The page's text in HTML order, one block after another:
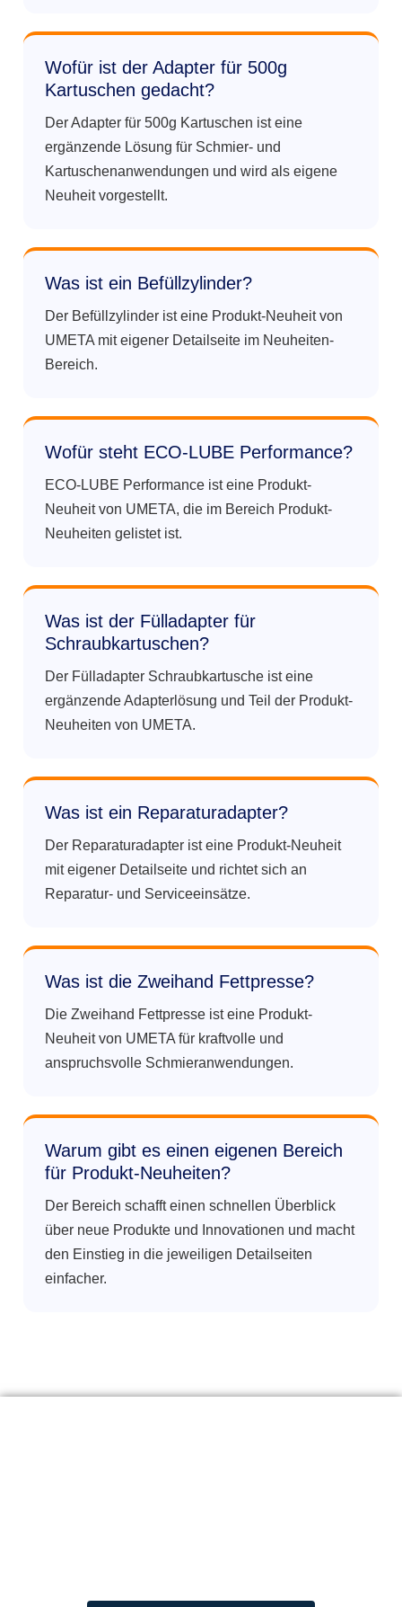
Wofür ist der Adapter für 500g
Kartuschen gedacht?
Der Adapter für 500g Kartuschen ist eine
ergänzende Lösung für Schmier- und
Kartuschenanwendungen und wird als eigene
Neuheit vorgestellt.
Was ist ein Befüllzylinder?
Der Befüllzylinder ist eine Produkt-Neuheit von
UMETA mit eigener Detailseite im Neuheiten-
Bereich.
Wofür steht ECO-LUBE Performance?
ECO-LUBE Performance ist eine Produkt-
Neuheit von UMETA, die im Bereich Produkt-
Neuheiten gelistet ist.
Was ist der Fülladapter für
Schraubkartuschen?
Der Fülladapter Schraubkartusche ist eine
ergänzende Adapterlösung und Teil der Produkt-
Neuheiten von UMETA.
Was ist ein Reparaturadapter?
Der Reparaturadapter ist eine Produkt-Neuheit
mit eigener Detailseite und richtet sich an
Reparatur- und Serviceeinsätze.
Was ist die Zweihand Fettpresse?
Die Zweihand Fettpresse ist eine Produkt-
Neuheit von UMETA für kraftvolle und
anspruchsvolle Schmieranwendungen.
Warum gibt es einen eigenen Bereich
für Produkt-Neuheiten?
Der Bereich schafft einen schnellen Überblick
über neue Produkte und Innovationen und macht
den Einstieg in die jeweiligen Detailseiten
einfacher.